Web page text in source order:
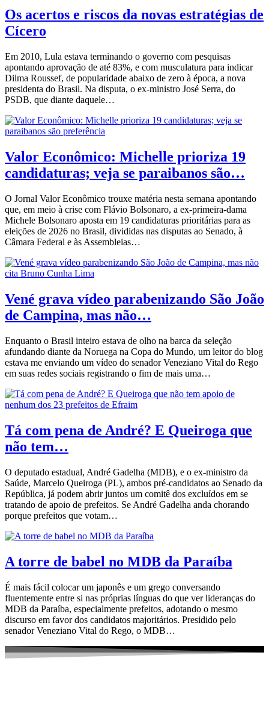
Os acertos e riscos da novas estratégias de
Cícero
Em 2010, Lula estava terminando o governo com pesquisas
apontando aprovação de até 83%, e com musculatura para indicar
Dilma Roussef, de popularidade abaixo de zero à época, a nova
presidenta do Brasil. Na disputa, o ex-ministro José Serra, do
PSDB, que diante daquele…
Valor Econômico: Michelle prioriza 19
candidaturas; veja se paraibanos são…
O Jornal Valor Econômico trouxe matéria nesta semana apontando
que, em meio à crise com Flávio Bolsonaro, a ex-primeira-dama
Michele Bolsonaro aposta em 19 candidaturas prioritárias para as
eleições de 2026 no Brasil, divididas nas disputas ao Senado, à
Câmara Federal e às Assembleias…
Vené grava vídeo parabenizando São João
de Campina, mas não…
Enquanto o Brasil inteiro estava de olho na barca da seleção
afundando diante da Noruega na Copa do Mundo, um leitor do blog
estava me enviando um vídeo do senador Veneziano Vital do Rego
em suas redes sociais registrando o fim de mais uma…
Tá com pena de André? E Queiroga que
não tem…
O deputado estadual, André Gadelha (MDB), e o ex-ministro da
Saúde, Marcelo Queiroga (PL), ambos pré-candidatos ao Senado da
República, já podem abrir juntos um comitê dos excluídos em se
tratando de apoio de prefeitos. Se André Gadelha anda chorando
porque prefeitos que votam…
A torre de babel no MDB da Paraíba
É mais fácil colocar um japonês e um grego conversando
fluentemente entre si nas próprias línguas do que ver lideranças do
MDB da Paraíba, especialmente prefeitos, adotando o mesmo
discurso em favor dos candidatos majoritários. Presidido pelo
senador Veneziano Vital do Rego, o MDB…